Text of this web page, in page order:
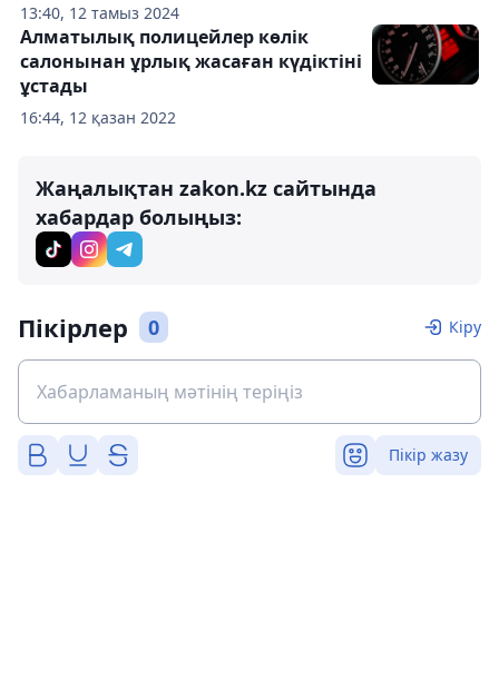
13:40, 12 тамыз 2024
16:44, 12 қазан 2022
Алматылық полицейлер көлік
салонынан ұрлық жасаған күдіктіні
ұстады
Жаңалықтан zakon.kz сайтында
хабардар болыңыз:
Пікірлер 0 Кіру
Пікір жазу